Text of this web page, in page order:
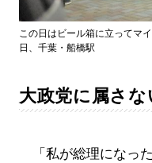
この日はビール箱に立ってマ
日、千葉・船橋駅
大政党に属さ
「私が総理になっ